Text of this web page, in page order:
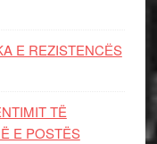
E REZISTENCЁS
TË
E POSTËS